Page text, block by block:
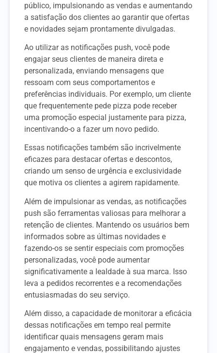
público, impulsionando as vendas e aumentando
a satisfação dos clientes ao garantir que ofertas
e novidades sejam prontamente divulgadas.
Ao utilizar as notificações push, você pode
engajar seus clientes de maneira direta e
personalizada, enviando mensagens que
ressoam com seus comportamentos e
preferências individuais. Por exemplo, um cliente
que frequentemente pede pizza pode receber
uma promoção especial justamente para pizza,
incentivando-o a fazer um novo pedido.
Essas notificações também são incrivelmente
eficazes para destacar ofertas e descontos,
criando um senso de urgência e exclusividade
que motiva os clientes a agirem rapidamente.
Além de impulsionar as vendas, as notificações
push são ferramentas valiosas para melhorar a
retenção de clientes. Mantendo os usuários bem
informados sobre as últimas novidades e
fazendo-os se sentir especiais com promoções
personalizadas, você pode aumentar
significativamente a lealdade à sua marca. Isso
leva a pedidos recorrentes e a recomendações
entusiasmadas do seu serviço.
Além disso, a capacidade de monitorar a eficácia
dessas notificações em tempo real permite
identificar quais mensagens geram mais
engajamento e vendas, possibilitando ajustes